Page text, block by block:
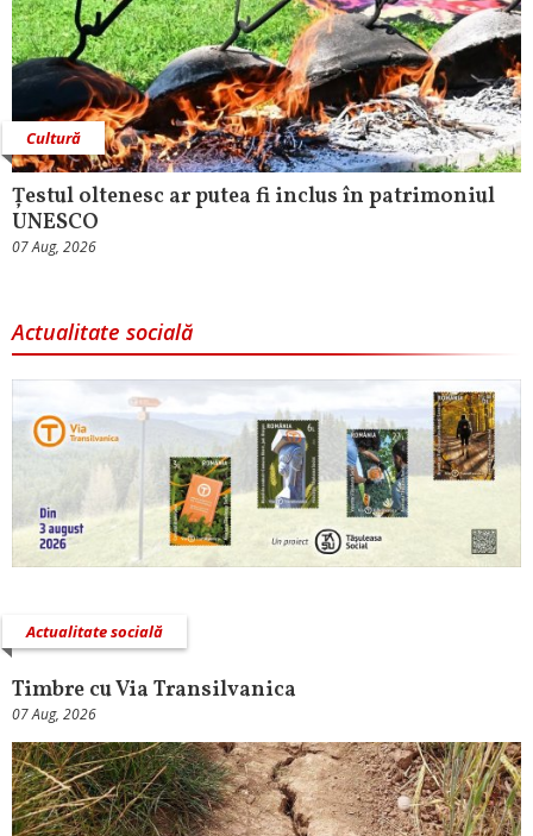
Cultură
Țestul oltenesc ar putea fi inclus în patrimoniul
UNESCO
07 Aug, 2026
Actualitate socială
Actualitate socială
Timbre cu Via Transilvanica
07 Aug, 2026